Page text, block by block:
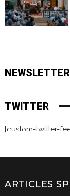
NEWSLETTER
TWITTER
[custom-twitter-
ARTICLES